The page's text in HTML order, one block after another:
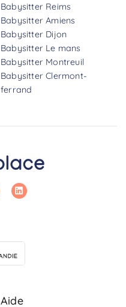
Babysitter Reims
Babysitter Amiens
Babysitter Dijon
Babysitter Le mans
Babysitter Montreuil
Babysitter Clermont-
ferrand
Aide